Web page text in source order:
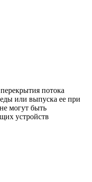
потока
или выпуска ее при
могут быть
устройств